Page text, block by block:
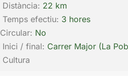
Distància: 22 km
Temps efectiu: 3 hores
Circular: No
Inici / final: Carrer Major (La
Cultura